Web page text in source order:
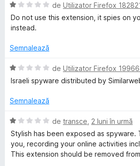
u
S
t
y
l
i
s
1
d
5
t
e
e
E
v
a
u
t
(
)
u
d
n
de Utilizator Firefox
Do not use this extension, it spies on
instead.
Semnalează
E
v
l
a
t
ă
de Utilizator Firefox
Israeli spyware distributed by
Semnalează
E
v
a
de transce 2 luni în urmă
Stylish has been exposed as spyware.
you, recording your online activities
This extension should be removed